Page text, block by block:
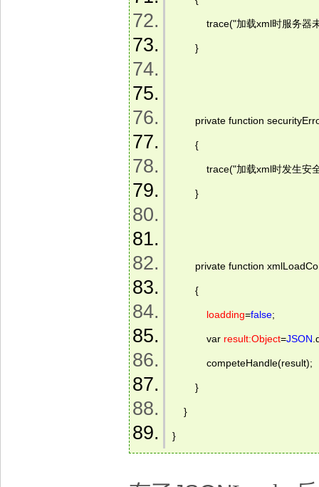
trace("加载xml时服务器
}
private function
{
trace("加载xml时发生安
}
private function
{
loadding=false;
var result:Object=JSON
competeHandle(result);
}
}
}